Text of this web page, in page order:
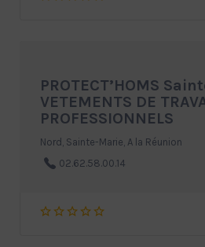
PROTECT’HOMS
VETEMENTS DE
PROFESSIONNELS
Nord, Sainte-Marie, A la Réunion
02.62.58.00.14